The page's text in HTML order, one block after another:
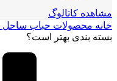
مشاهده کاتالوگ
خانه محصولات حباب ساحل
بسته‌ بندی بهتر است؟